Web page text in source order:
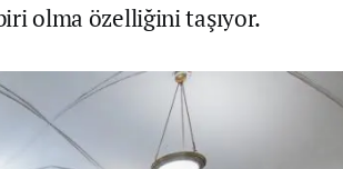
olma özelliğini taşıyor.